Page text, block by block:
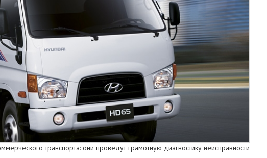
транспорта: они проведут грамотную диагностику неисправности